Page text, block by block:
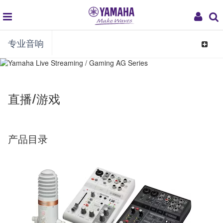
My
global
navigation
专业音响
Toggle
直播/游戏
产品目录